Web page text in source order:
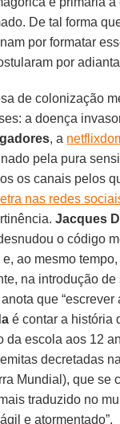
De tal forma
por formatar
por
de colonização
a doença
, a
pela pura
os canais pelos
nas redes
Jacques
o código
ao mesmo
na introdução de
anota que “escrever
é contar a história
da escola aos 12
decretadas
Mundial), que se
traduzido no
e atormentado”.